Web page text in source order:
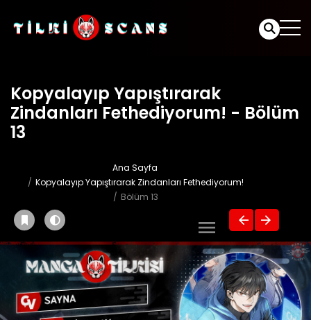
Kopyalayıp Yapıştırarak
Zindanları Fethediyorum! - Bölüm
13
Ana Sayfa
Kopyalayıp Yapıştırarak Zindanları Fethediyorum!
Bölüm 13